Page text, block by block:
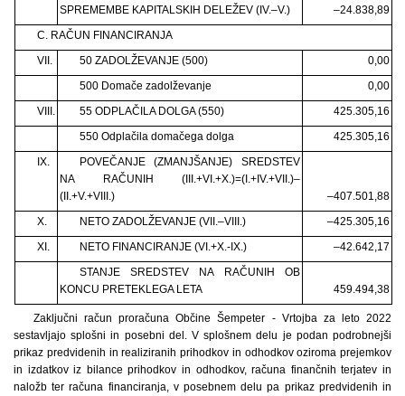
SPREMEMBE KAPITALSKIH DELEŽEV (IV.–V.)
–24.838,89
C. RAČUN FINANCIRANJA
VII.
50 ZADOLŽEVANJE (500)
0,00
500 Domače zadolževanje
0,00
VIII.
55 ODPLAČILA DOLGA (550)
425.305,16
550 Odplačila domačega dolga
425.305,16
IX.
POVEČANJE (ZMANJŠANJE) SREDSTEV
NA RAČUNIH (III.+VI.+X.)=(I.+IV.+VII.)–
(II.+V.+VIII.)
–407.501,88
X.
NETO ZADOLŽEVANJE (VII.–VIII.)
–425.305,16
XI.
NETO FINANCIRANJE (VI.+X.-IX.)
–42.642,17
STANJE SREDSTEV NA RAČUNIH OB
KONCU PRETEKLEGA LETA
459.494,38
Zaključni račun proračuna Občine Šempeter - Vrtojba za leto 2022
sestavljajo splošni in posebni del. V splošnem delu je podan podrobnejši
prikaz predvidenih in realiziranih prihodkov in odhodkov oziroma prejemkov
in izdatkov iz bilance prihodkov in odhodkov, računa finančnih terjatev in
naložb ter računa financiranja, v posebnem delu pa prikaz predvidenih in